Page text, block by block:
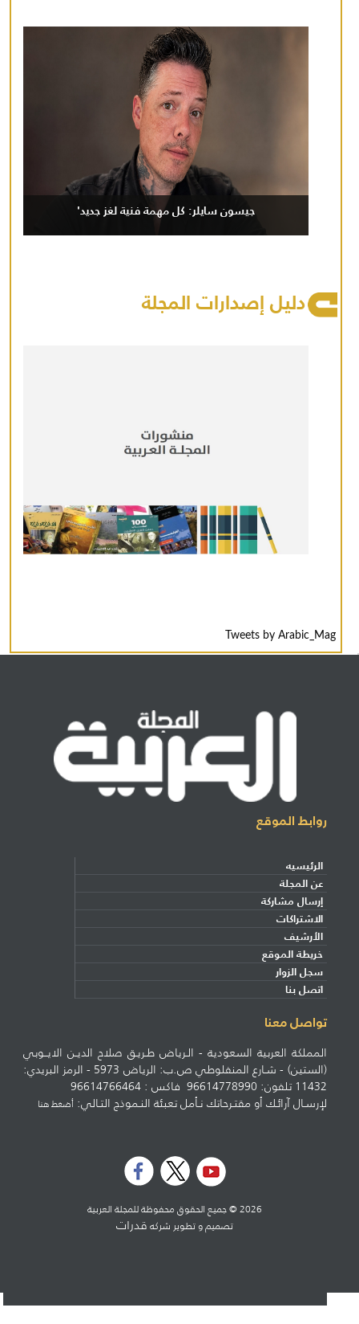
جيسون سايلر: كل مهمة فنية لغز جديد'
دليل إصدارات المجلة
Tweets by Arabic_Mag
روابط الموقع
الرئيسيه
عن المجلة
إرسال مشاركة
الاشتراكات
الأرشيف
خريطة الموقع
سجل الزوار
اتصل بنا
تواصل معنا
المملكة العربية السعودية - الـرياض طـريـق صلاح الديـن الايــوبي
(الستين) - شـارع المنفلوطي ص.ب: الرياض 5973 - الرمز البريدي:
11432 تلفون: 96614778990 فاكس : 96614766464
لإرسـال آرائـك أو مقتـرحاتك نـأمل تعبئة النـموذج التـالي:أضغط هنا
2026 © جميع الحقوق محفوظة للمجلة العربية
تصميم و تطوير شركهقدرات